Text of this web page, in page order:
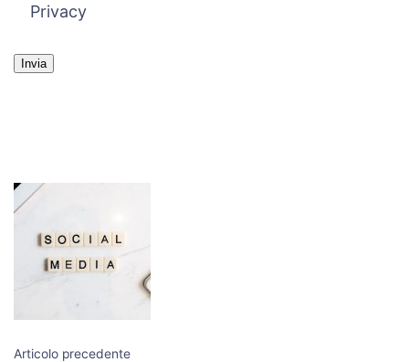
Privacy
Navigazione
articoli
Articolo precedente